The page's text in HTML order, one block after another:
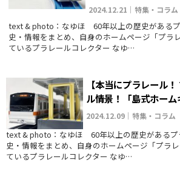
2024.12.21｜特集・コラム
text & photo：なゆほ 60年以上の歴史がある
史・情報をまとめ、自身のホームページ「プラ
ているプラレールコレクター なゆ…
【本当にプラレール
ル情景！「島式ホーム
2024.12.09｜特集・コラム
text & photo：なゆほ 60年以上の歴史があるプ
史・情報をまとめ、自身のホームページ「プラ
ているプラレールコレクター なゆ…